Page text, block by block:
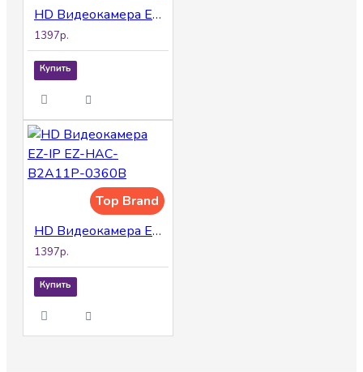
HD Видеокамера EZ-IP EZ-HAC-B2A11P-0280B
1397р.
Купить
Top Brand
HD Видеокамера EZ-IP EZ-HAC-B2A11P-0360B
1397р.
Купить